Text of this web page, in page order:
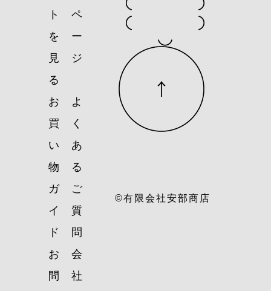
ト
を
見
る
ペ
ー
ジ
お
買
い
物
ガ
イ
ド
よ
く
あ
る
ご
質
問
お
問
会
社
©有限会社安部商店